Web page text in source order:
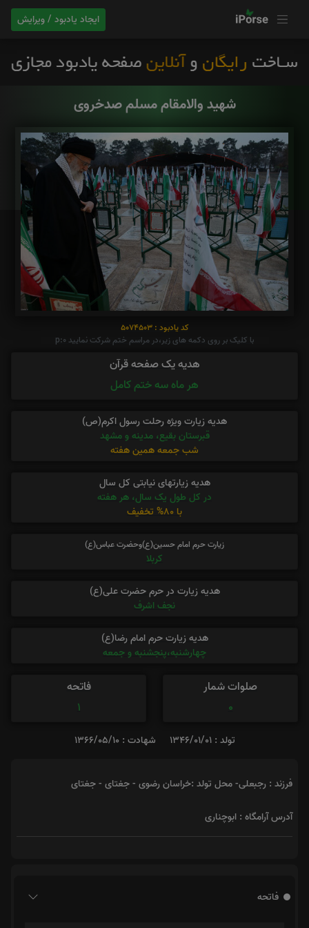
ایجاد یادبود / ویرایش
شهید والامقام مسلم صدخروی
کد یادبود : 5074503
با کلیک بر روی دکمه های زیر،در مراسم ختم شرکت نمایید p:0
هدیه یک صفحه قرآن
هر ماه سه ختم کامل
هدیه زیارت ویژه رحلت رسول اکرم(ص)
قبرستان بقیع، مدینه و مشهد
شب جمعه همین هفته
هدیه زیارتهای نیابتی کل سال
در کل طول یک سال، هر هفته
با 80% تخفیف
زیارت حرم امام حسین(ع)وحضرت عباس(ع)
کربلا
هدیه زیارت در حرم حضرت علی(ع)
نجف اشرف
هدیه زیارت حرم امام رضا(ع)
چهارشنبه،پنجشنبه و جمعه
صلوات شمار
0
فاتحه
1
تولد : 1346/01/01 شهادت : 1366/05/10
فرزند : رجبعلی- محل تولد :خراسان رضوی - جغتای - جغتای
آدرس آرامگاه : ابوچناری
فاتحه